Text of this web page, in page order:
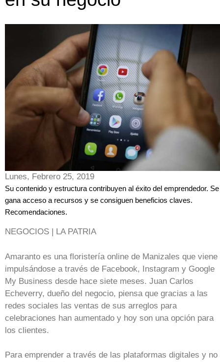
Lunes, Febrero 25, 2019
Su contenido y estructura contribuyen al éxito del emprendedor. Se
gana acceso a recursos y se consiguen beneficios claves.
Recomendaciones.
NEGOCIOS | LA PATRIA
Amaranto es una floristería online de Manizales que viene
impulsándose a través de Facebook, Instagram y Google
My Business desde hace siete meses. Juan Carlos
Echeverry, dueño del negocio, piensa que gracias a las
redes sociales las ventas de sus arreglos para
celebraciones han aumentado y hoy son una opción para
los clientes.
Para emprender a través de las plataformas digitales y no